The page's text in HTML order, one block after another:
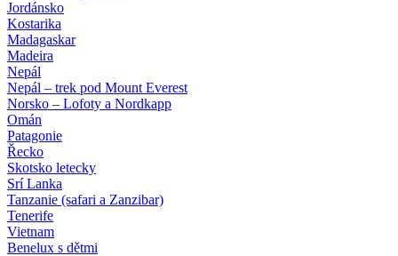
Jordánsko
Kostarika
Madagaskar
Madeira
Nepál
Nepál – trek pod Mount Everest
Norsko – Lofoty a Nordkapp
Omán
Patagonie
Řecko
Skotsko letecky
Srí Lanka
Tanzanie (safari a Zanzibar)
Tenerife
Vietnam
Benelux s dětmi